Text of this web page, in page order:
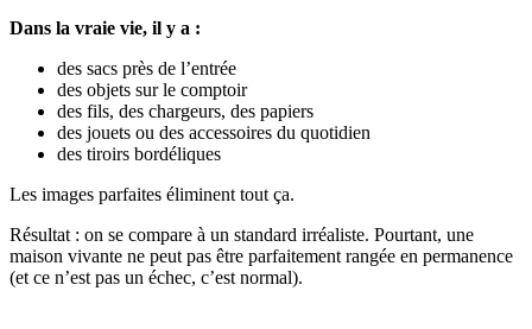
Dans la vraie vie, il y a :
des sacs près de l’entrée
des objets sur le comptoir
des fils, des chargeurs, des papiers
des jouets ou des accessoires du quotidien
des tiroirs bordéliques
Les images parfaites éliminent tout ça.
Résultat : on se compare à un standard irréaliste. Pourtant, une
maison vivante ne peut pas être parfaitement rangée en permanence
(et ce n’est pas un échec, c’est normal).